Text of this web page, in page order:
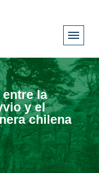
la
y el
chilena